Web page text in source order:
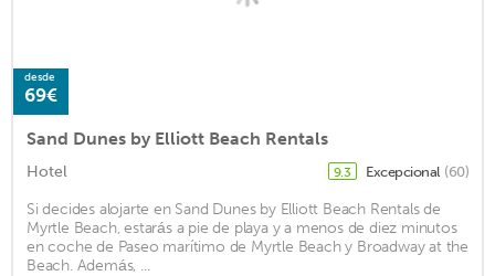
desde
69€
Sand Dunes by Elliott Beach Rentals
Hotel 9.3 Excepcional (60)
Si decides alojarte en Sand Dunes by Elliott Beach Rentals de
Myrtle Beach, estarás a pie de playa y a menos de diez minutos
en coche de Paseo marítimo de Myrtle Beach y Broadway at the
Beach. Además, ...